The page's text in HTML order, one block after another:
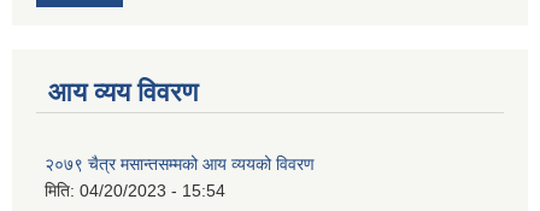
आय व्यय विवरण
२०७९ चैत्र मसान्तसम्मको आय व्ययको विवरण
मिति: 04/20/2023 - 15:54